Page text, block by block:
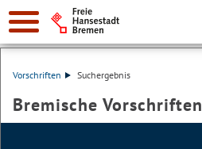
Vorschriften Suchergebnis
Bremische Vorschriften